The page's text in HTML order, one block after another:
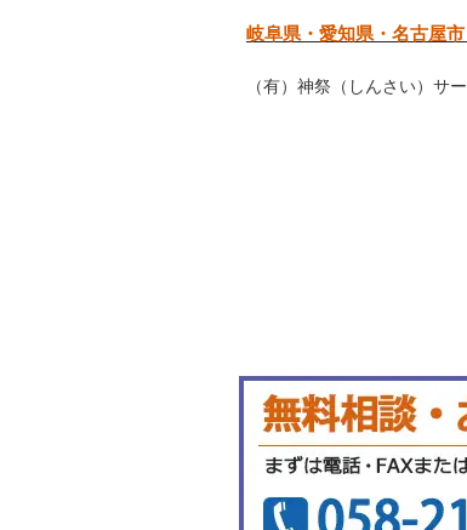
岐阜県・愛知県・名古屋
（有）神祭（しんさい）サ